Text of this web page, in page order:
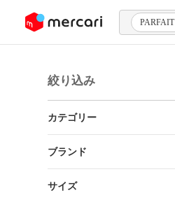
ツにスキップ PARFAIT
絞り込み
カテゴリー
ブランド
サイズ